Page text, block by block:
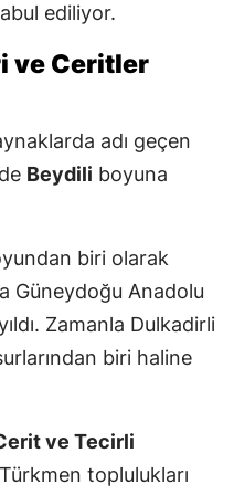
ediliyor.
ve Ceritler
adı geçen
Beydili boyuna
biri olarak
Güneydoğu Anadolu
Zamanla Dulkadirli
biri haline
ve Tecirli
toplulukları